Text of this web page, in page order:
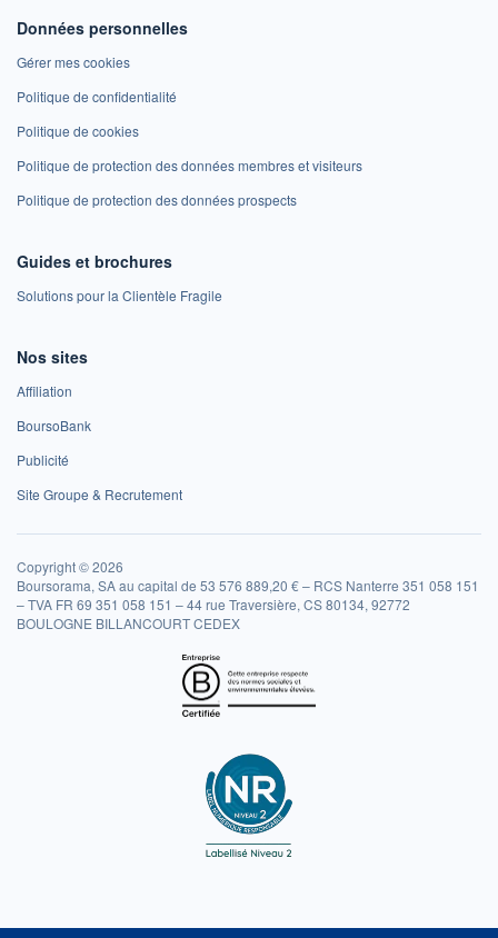
Données personnelles
Gérer mes cookies
Politique de confidentialité
Politique de cookies
Politique de protection des données membres et visiteurs
Politique de protection des données prospects
Guides et brochures
Solutions pour la Clientèle Fragile
Nos sites
Affiliation
BoursoBank
Publicité
Site Groupe & Recrutement
Copyright © 2026
Boursorama, SA au capital de 53 576 889,20 € – RCS Nanterre 351 058 151
– TVA FR 69 351 058 151 – 44 rue Traversière, CS 80134, 92772
BOULOGNE BILLANCOURT CEDEX